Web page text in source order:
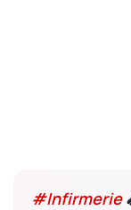
#Infirmerie